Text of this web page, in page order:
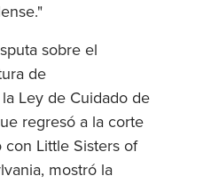
sobre el
de
Ley de Cuidado de
regresó a la corte
con Little Sisters of
mostró la